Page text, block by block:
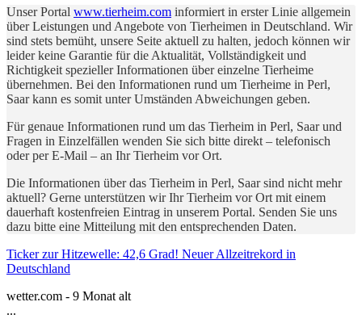
Unser Portal www.tierheim.com informiert in erster Linie allgemein
über Leistungen und Angebote von Tierheimen in Deutschland. Wir
sind stets bemüht, unsere Seite aktuell zu halten, jedoch können wir
leider keine Garantie für die Aktualität, Vollständigkeit und
Richtigkeit spezieller Informationen über einzelne Tierheime
übernehmen. Bei den Informationen rund um Tierheime in Perl,
Saar kann es somit unter Umständen Abweichungen geben.
Für genaue Informationen rund um das Tierheim in Perl, Saar und
Fragen in Einzelfällen wenden Sie sich bitte direkt – telefonisch
oder per E-Mail – an Ihr Tierheim vor Ort.
Die Informationen über das Tierheim in Perl, Saar sind nicht mehr
aktuell? Gerne unterstützen wir Ihr Tierheim vor Ort mit einem
dauerhaft kostenfreien Eintrag in unserem Portal. Senden Sie uns
dazu bitte eine Mitteilung mit den entsprechenden Daten.
Ticker zur Hitzewelle: 42,6 Grad! Neuer Allzeitrekord in
Deutschland
wetter.com - 9 Monat alt
...